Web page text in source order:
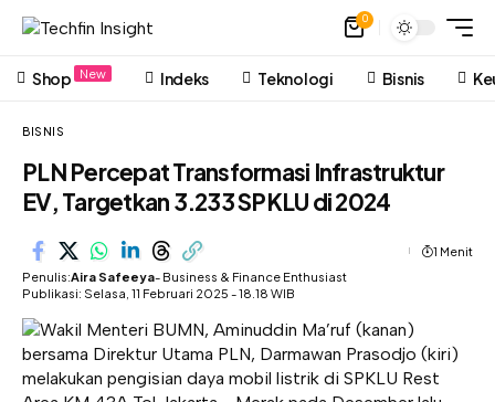
0
Shop New Indeks Teknologi Bisnis
BISNIS
PLN Percepat Transformasi Infrastruktur
EV, Targetkan 3.233 SPKLU di 2024
Penulis:Aira Safeeya- Business & Finance Enthusiast
Publikasi: Selasa, 11 Februari 2025 - 18.18 WIB
1 Menit